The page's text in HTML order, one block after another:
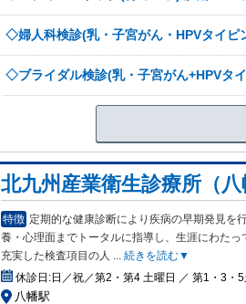
◇婦人科検診(乳・子宮がん・HPVタイピ
◇ブライダル検診(乳・子宮がん+HPVタ
北九州産業衛生診療所（八
特徴 定期的な健康診断により疾病の早期発見を
養・ 心理面までトータルに指導し、生涯にわたっ
充実した検査項目の人 ... 続きを読む▼
休診日:日／祝／第2・第4 土曜日 ／ 第1・3・
八幡駅